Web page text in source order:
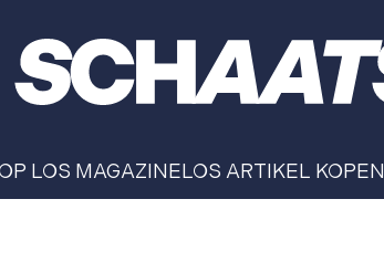
LOS MAGAZINELOS ARTIKEL KOPEN